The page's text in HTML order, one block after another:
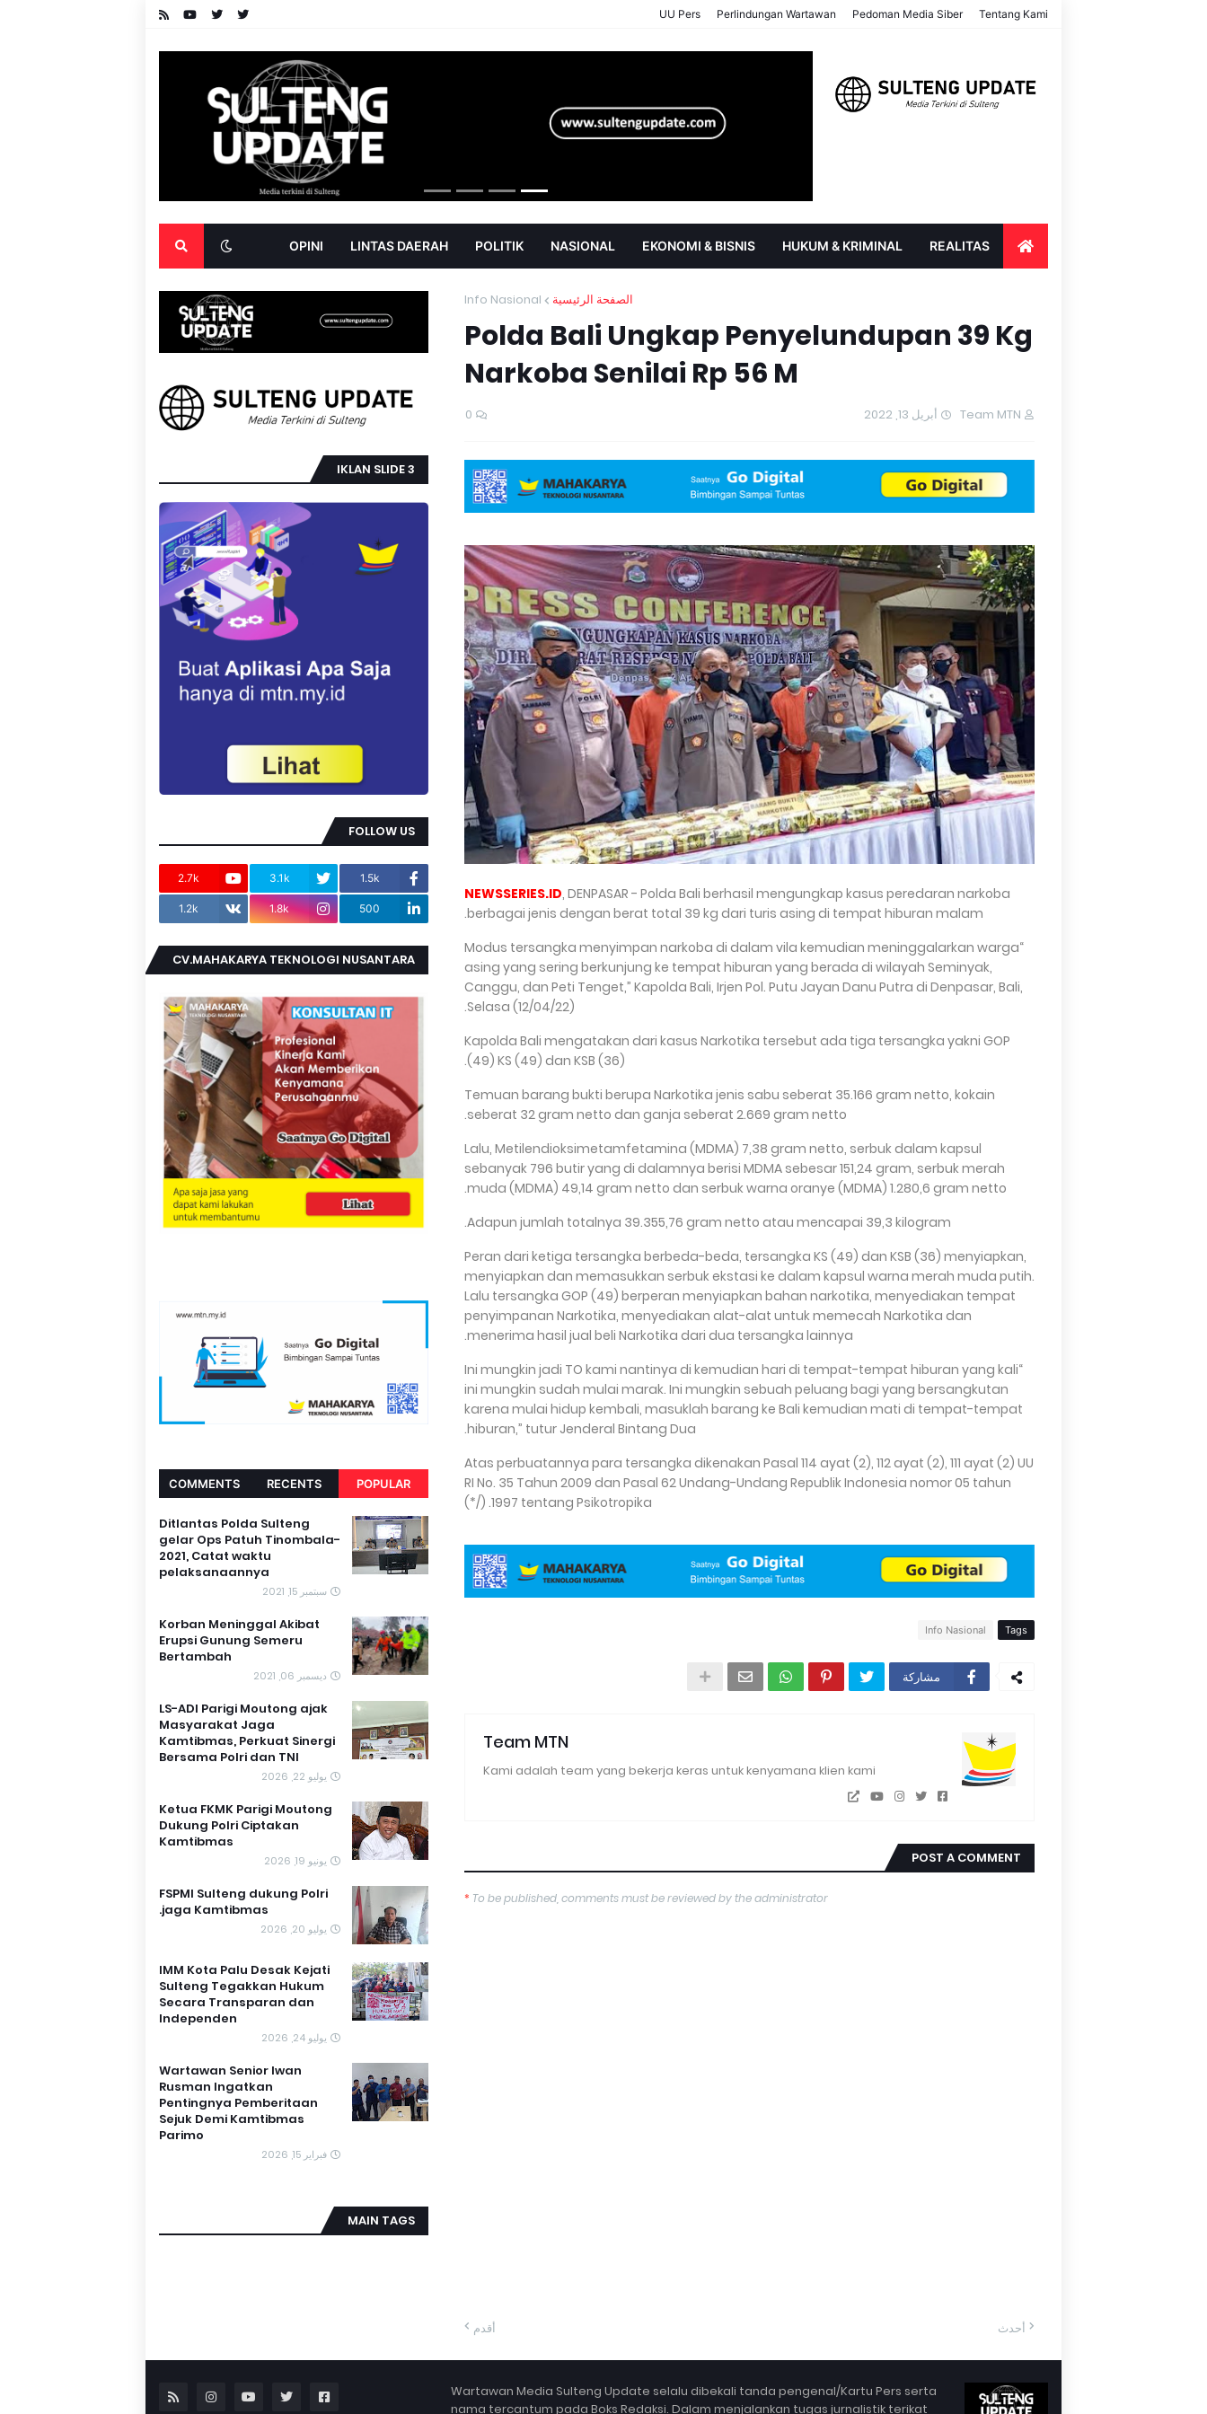
Tentang Kami
Pedoman Media Siber
Perlindungan Wartawan
UU Pers
REALITAS
HUKUM & KRIMINAL
EKONOMI & BISNIS
NASIONAL
POLITIK
LINTAS DAERAH
OPINI
الصفحة الرئيسية Info Nasional
Polda Bali Ungkap Penyelundupan 39 Kg
Narkoba Senilai Rp 56 M
Team MTN أبريل 13, 2022 0
NEWSSERIES.ID, DENPASAR - Polda Bali berhasil mengungkap kasus peredaran narkoba
berbagai jenis dengan berat total 39 kg dari turis asing di tempat hiburan malam.
“Modus tersangka menyimpan narkoba di dalam vila kemudian meninggalarkan warga
asing yang sering berkunjung ke tempat hiburan yang berada di wilayah Seminyak,
Canggu, dan Peti Tenget,” Kapolda Bali, Irjen Pol. Putu Jayan Danu Putra di Denpasar, Bali,
Selasa (12/04/22).
Kapolda Bali mengatakan dari kasus Narkotika tersebut ada tiga tersangka yakni GOP
(49) KS (49) dan KSB (36).
Temuan barang bukti berupa Narkotika jenis sabu seberat 35.166 gram netto, kokain
seberat 32 gram netto dan ganja seberat 2.669 gram netto.
Lalu, Metilendioksimetamfetamina (MDMA) 7,38 gram netto, serbuk dalam kapsul
sebanyak 796 butir yang di dalamnya berisi MDMA sebesar 151,24 gram, serbuk merah
muda (MDMA) 49,14 gram netto dan serbuk warna oranye (MDMA) 1.280,6 gram netto.
Adapun jumlah totalnya 39.355,76 gram netto atau mencapai 39,3 kilogram.
Peran dari ketiga tersangka berbeda-beda, tersangka KS (49) dan KSB (36) menyiapkan,
menyiapkan dan memasukkan serbuk ekstasi ke dalam kapsul warna merah muda putih.
Lalu tersangka GOP (49) berperan menyiapkan bahan narkotika, menyediakan tempat
penyimpanan Narkotika, menyediakan alat-alat untuk memecah Narkotika dan
menerima hasil jual beli Narkotika dari dua tersangka lainnya.
“Ini mungkin jadi TO kami nantinya di kemudian hari di tempat-tempat hiburan yang kali
ini mungkin sudah mulai marak. Ini mungkin sebuah peluang bagi yang bersangkutan
karena mulai hidup kembali, masuklah barang ke Bali kemudian mati di tempat-tempat
hiburan,” tutur Jenderal Bintang Dua.
Atas perbuatannya para tersangka dikenakan Pasal 114 ayat (2), 112 ayat (2), 111 ayat (2) UU
RI No. 35 Tahun 2009 dan Pasal 62 Undang-Undang Republik Indonesia nomor 05 tahun
1997 tentang Psikotropika. (/*)
Tags
Info Nasional
مشاركة
Team MTN
Kami adalah team yang bekerja keras untuk kenyamana klien kami
POST A COMMENT
To be published, comments must be reviewed by the administrator
*
أحدث أقدم
IKLAN SLIDE 3
FOLLOW US
1.5k
3.1k
2.7k
500
1.8k
1.2k
CV.MAHAKARYA TEKNOLOGI NUSANTARA
POPULAR
RECENTS
COMMENTS
Ditlantas Polda Sulteng
gelar Ops Patuh Tinombala-
2021, Catat waktu
pelaksanaannya
سبتمبر 15, 2021
Korban Meninggal Akibat
Erupsi Gunung Semeru
Bertambah
ديسمبر 06, 2021
LS-ADI Parigi Moutong ajak
Masyarakat Jaga
Kamtibmas, Perkuat Sinergi
Bersama Polri dan TNI
يوليو 22, 2026
Ketua FKMK Parigi Moutong
Dukung Polri Ciptakan
Kamtibmas
يونيو 19, 2026
FSPMI Sulteng dukung Polri
jaga Kamtibmas.
يوليو 20, 2026
IMM Kota Palu Desak Kejati
Sulteng Tegakkan Hukum
Secara Transparan dan
Independen
يوليو 24, 2026
Wartawan Senior Iwan
Rusman Ingatkan
Pentingnya Pemberitaan
Sejuk Demi Kamtibmas
Parimo
فبراير 15, 2026
MAIN TAGS
Wartawan Media Sulteng Update selalu dibekali tanda pengenal/Kartu Pers serta
nama tercantum pada Boks Redaksi. Dalam menjalankan tugas jurnalistik terikat